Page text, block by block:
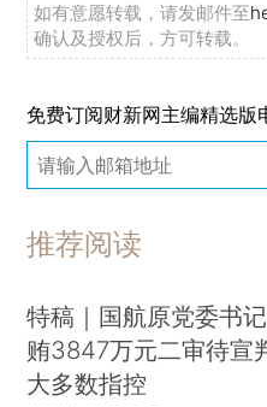
如有意愿转载，请发邮件至
确认及授权后，方可转载。
免费订阅财新网主编精选版
推荐阅读
特稿｜国航原党委书
贿3847万元二审待宣
大多数指控